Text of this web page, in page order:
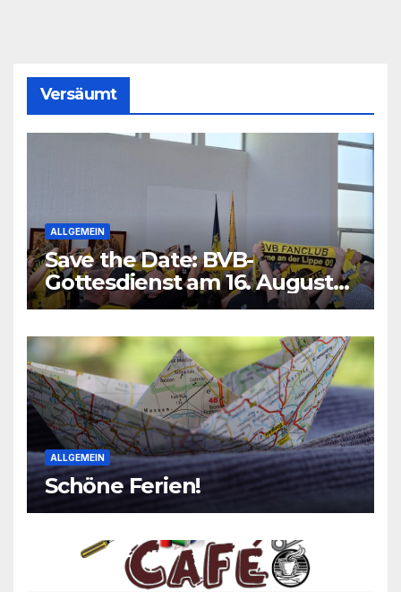
Versäumt
ALLGEMEIN
Save the Date: BVB-
Gottesdienst am 16. August
2026
ALLGEMEIN
Schöne Ferien!